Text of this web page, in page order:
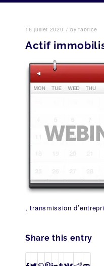
18 juillet 2020 / byfabrice
Actif
, transmission
Share this entry